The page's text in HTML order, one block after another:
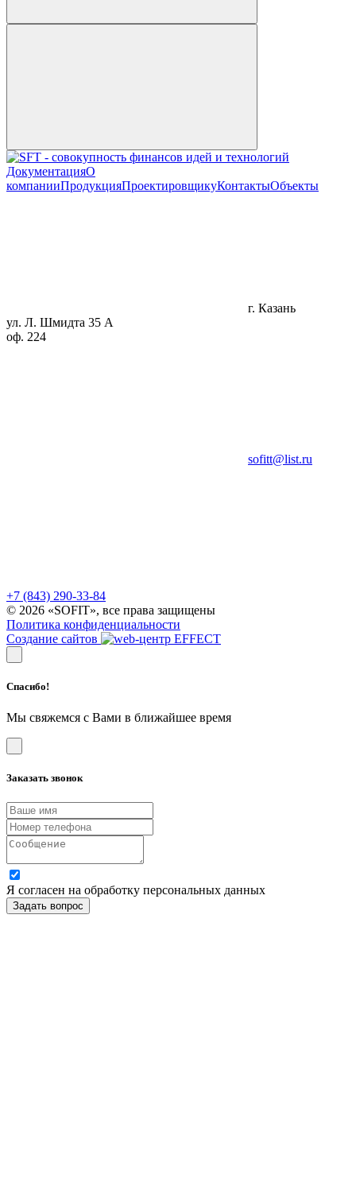
ДокументацияО
компанииПродукцияПроектировщикуКонтактыОбъекты
г. Казань
ул. Л. Шмидта 35 А
оф. 224
sofitt@list.ru
+7 (843) 290-33-84
© 2026 «SOFIT», все права защищены
Политика конфиденциальности
Создание сайтов
Спасибо!
Мы свяжемся с Вами в ближайшее время
Заказать звонок
Я согласен на обработку персональных данных
Задать вопрос